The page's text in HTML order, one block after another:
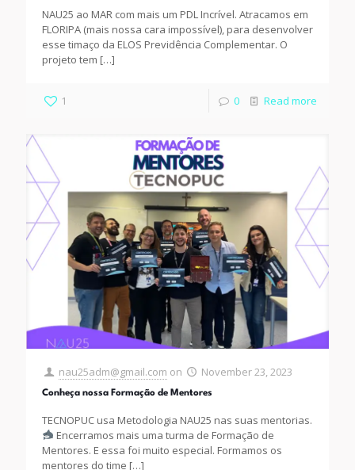
NAU25 ao MAR com mais um PDL Incrível. Atracamos em
FLORIPA (mais nossa cara impossível), para desenvolver
esse timaço da ELOS Previdência Complementar. O
projeto tem […]
1 0 Read more
nau25adm@gmail.com on November 23, 2023
Conheça nossa Formação de Mentores
TECNOPUC usa Metodologia NAU25 nas suas mentorias.
Encerramos mais uma turma de Formação de
Mentores. E essa foi muito especial. Formamos os
mentores do time […]